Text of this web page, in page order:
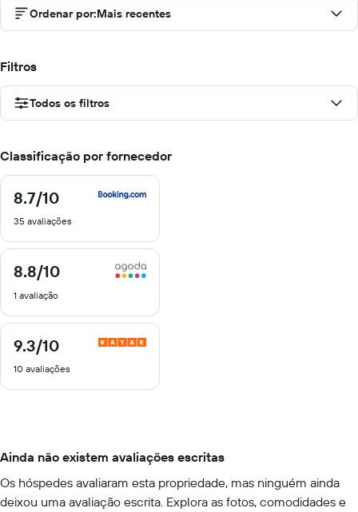
Ordenar por:Mais recentes
Filtros
Todos os filtros
Classificação por fornecedor
8.7/10
8.7
10
35 avaliações
8.8/10
8.8
10
1 avaliação
9.3/10
9.3
10
10 avaliações
Ainda não existem avaliações escritas
Os hóspedes avaliaram esta propriedade, mas ninguém ainda
deixou uma avaliação escrita. Explora as fotos, comodidades e